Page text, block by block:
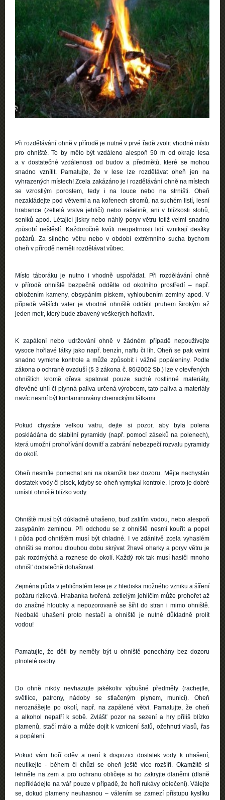
Při rozdělávání ohně v přírodě je nutné v prvé řadě zvolit vhodné místo
pro ohniště. To by mělo být vzdáleno alespoň 50 m od okraje lesa
a v dostatečné vzdálenosti od budov a předmětů, které se mohou
snadno vznítit. Pamatujte, že v lese lze rozdělávat oheň jen na
vyhrazených místech! Zcela zakázáno je i rozdělávání ohně na místech
se vzrostlým porostem, tedy i na louce nebo na strništi. Oheň
nezakládejte pod větvemi a na kořenech stromů, na suchém listí, lesní
hrabance (zetlelá vrstva jehličí) nebo rašelině, ani v blízkosti stohů,
seníků apod. Létající jiskry nebo náhlý poryv větru totiž velmi snadno
způsobí neštěstí. Každoročně kvůli neopatrnosti lidí vznikají desítky
požárů. Za silného větru nebo v období extrémního sucha bychom
oheň v přírodě neměli rozdělávat vůbec.
Místo táboráku je nutno i vhodně uspořádat. Při rozdělávání ohně
v přírodě ohniště bezpečně oddělte od okolního prostředí – např.
obložením kameny, obsypáním pískem, vyhloubením zeminy apod. V
případě větších vater je vhodné ohniště oddělit pruhem širokým až
jeden metr, který bude zbavený veškerých hořlavin.
K zapálení nebo udržování ohně v žádném případě nepoužívejte
vysoce hořlavé látky jako např. benzín, naftu či líh. Oheň se pak velmi
snadno vymkne kontrole a může způsobit i vážné popáleniny. Podle
zákona o ochraně ovzduší (§ 3 zákona č. 86/2002 Sb.) lze v otevřených
ohništích kromě dřeva spalovat pouze suché rostlinné materiály,
dřevěné uhlí či plynná paliva určená výrobcem, tato paliva a materiály
navíc nesmí být kontaminovány chemickými látkami.
Pokud chystáte velkou vatru, dejte si pozor, aby byla polena
poskládána do stabilní pyramidy (např. pomocí záseků na polenech),
která umožní prohořívání dovnitř a zabrání nebezpečí rozvalu pyramidy
do okolí.
Oheň nesmíte ponechat ani na okamžik bez dozoru. Mějte nachystán
dostatek vody či písek, kdyby se oheň vymykal kontrole. I proto je dobré
umístit ohniště blízko vody.
Ohniště musí být důkladně uhašeno, buď zalitím vodou, nebo alespoň
zasypáním zeminou. Při odchodu se z ohniště nesmí kouřit a popel
i půda pod ohništěm musí být chladné. I ve zdánlivě zcela vyhaslém
ohništi se mohou dlouhou dobu skrývat žhavé oharky a poryv větru je
pak rozdmýchá a roznese do okolí. Každý rok tak musí hasiči mnoho
ohnišť dodatečně dohašovat.
Zejména půda v jehličnatém lese je z hlediska možného vzniku a šíření
požáru riziková. Hrabanka tvořená zetlelým jehličím může prohořet až
do značné hloubky a nepozorovaně se šířit do stran i mimo ohniště.
Nedbalé uhašení proto nestačí a ohniště je nutné důkladně prolít
vodou!
Pamatujte, že děti by neměly být u ohniště ponechány bez dozoru
plnoleté osoby.
Do ohně nikdy nevhazujte jakékoliv výbušné předměty (rachejtle,
světlice, patrony, nádoby se stlačeným plynem, munici). Oheň
neroznášejte po okolí, např. na zapálené větvi. Pamatujte, že oheň
a alkohol nepatří k sobě. Zvlášť pozor na sezení a hry příliš blízko
plamenů, stačí málo a může dojít k vznícení šatů, ožehnutí vlasů, řas
a popálení.
Pokud vám hoří oděv a není k dispozici dostatek vody k uhašení,
neutíkejte - během či chůzí se oheň ještě více rozšíří. Okamžitě si
lehněte na zem a pro ochranu obličeje si ho zakryjte dlaněmi (dlaně
nepřikládejte na tvář pouze v případě, že hoří rukávy oblečení). Válejte
se, dokud plameny neuhasnou – válením se zamezí přístupu kyslíku